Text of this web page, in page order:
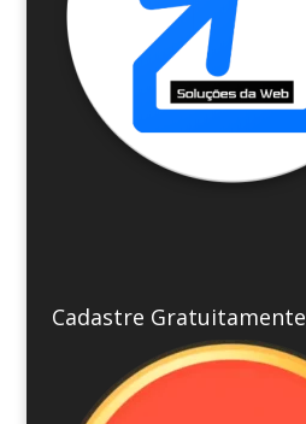
Cadastre Gratuitamente